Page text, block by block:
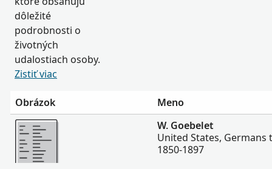
dôležité
podrobnosti o
životných
udalostiach osoby.
Zistiť viac
Obrázok
Meno
Viac
W. Goebelet
United States, Germans
1850-1897